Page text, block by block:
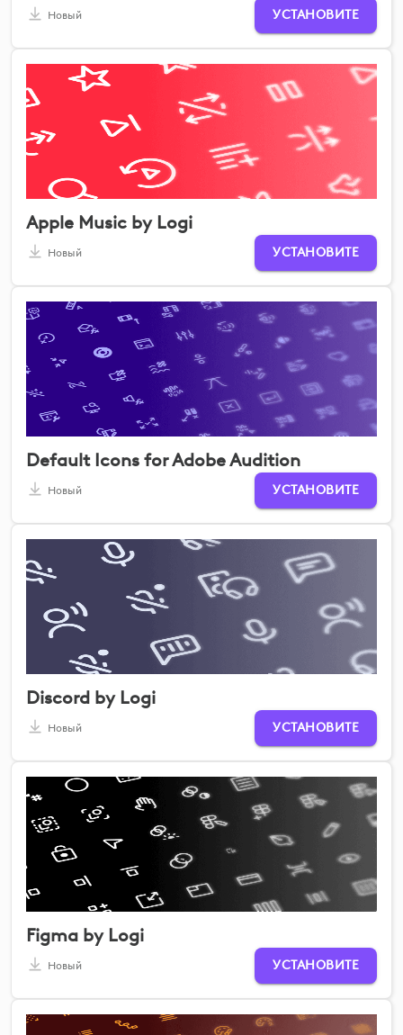
Новый УСТАНОВИТЕ
Apple Music by Logi
Новый УСТАНОВИТЕ
Default Icons for Adobe Audition
Новый УСТАНОВИТЕ
Discord by Logi
Новый УСТАНОВИТЕ
Figma by Logi
Новый УСТАНОВИТЕ